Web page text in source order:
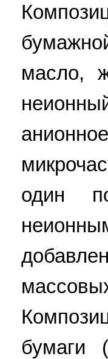
масло,
один
бумаги